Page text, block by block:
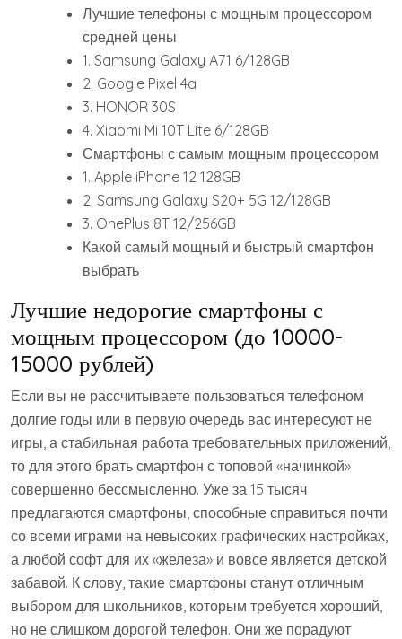
Лучшие телефоны с мощным процессором
средней цены
1. Samsung Galaxy A71 6/128GB
2. Google Pixel 4a
3. HONOR 30S
4. Xiaomi Mi 10T Lite 6/128GB
Смартфоны с самым мощным процессором
1. Apple iPhone 12 128GB
2. Samsung Galaxy S20+ 5G 12/128GB
3. OnePlus 8T 12/256GB
Какой самый мощный и быстрый смартфон
выбрать
Лучшие недорогие смартфоны с
мощным процессором (до 10000-
15000 рублей)
Если вы не рассчитываете пользоваться телефоном
долгие годы или в первую очередь вас интересуют не
игры, а стабильная работа требовательных приложений,
то для этого брать смартфон с топовой «начинкой»
совершенно бессмысленно. Уже за 15 тысяч
предлагаются смартфоны, способные справиться почти
со всеми играми на невысоких графических настройках,
а любой софт для их «железа» и вовсе является детской
забавой. К слову, такие смартфоны станут отличным
выбором для школьников, которым требуется хороший,
но не слишком дорогой телефон. Они же порадуют